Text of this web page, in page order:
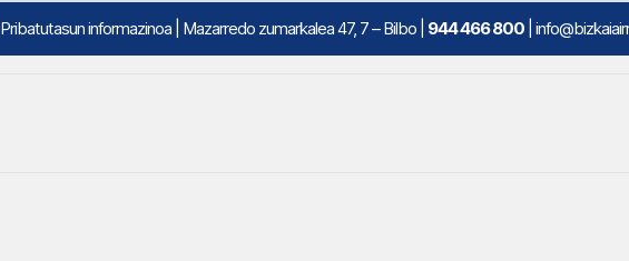
Pribatutasun informazinoa | Mazarredo zumarkalea 47, 7 – Bilbo | 944 466 800 |